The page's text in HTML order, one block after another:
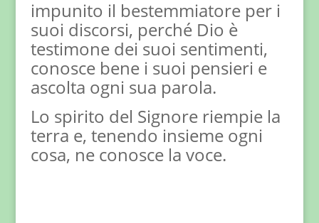
impunito il bestemmiatore per i
suoi discorsi, perché Dio è
testimone dei suoi sentimenti,
conosce bene i suoi pensieri e
ascolta ogni sua parola.
Lo spirito del Signore riempie la
terra e, tenendo insieme ogni
cosa, ne conosce la voce.